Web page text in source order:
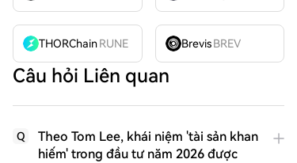
THORChainRUNE Brevis BREV
Câu hỏi Liên quan
Q
Theo Tom Lee, khái niệm 'tài sản khan
hiếm' trong đầu tư năm 2026 được